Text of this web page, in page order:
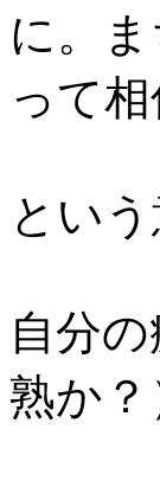
に。
って
という
自分
熟か？